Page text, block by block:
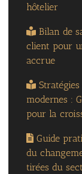
hôtelier
Bilan de
client pour
accrue
modernes :
pour la
Guide
du
tirées du